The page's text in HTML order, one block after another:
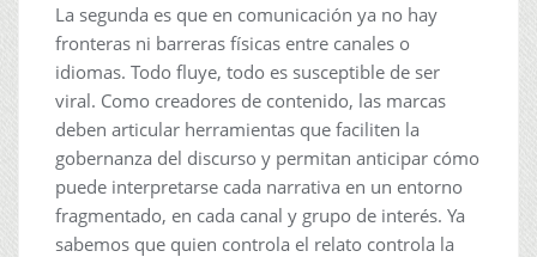
La segunda es que en comunicación ya no hay
fronteras ni barreras físicas entre canales o
idiomas. Todo fluye, todo es susceptible de ser
viral. Como creadores de contenido, las marcas
deben articular herramientas que faciliten la
gobernanza del discurso y permitan anticipar cómo
puede interpretarse cada narrativa en un entorno
fragmentado, en cada canal y grupo de interés. Ya
sabemos que quien controla el relato controla la